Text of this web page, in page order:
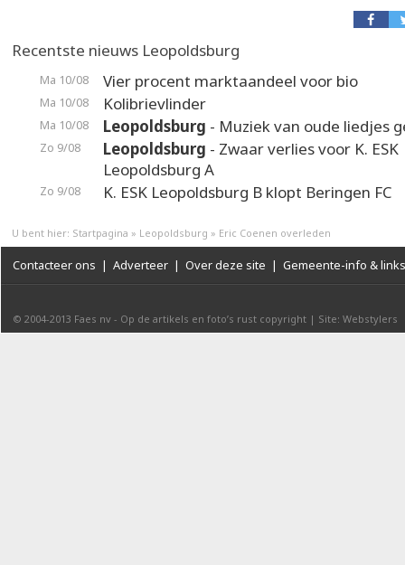
Recentste nieuws Leopoldsburg
Ma 10/08 Vier procent marktaandeel voor bio
Ma 10/08 Kolibrievlinder
Ma 10/08 Leopoldsburg - Muziek van oude liedjes
Zo 9/08 Leopoldsburg - Zwaar verlies voor K. ESK
Leopoldsburg A
Zo 9/08 K. ESK Leopoldsburg B klopt Beringen FC
U bent hier: Startpagina » Leopoldsburg » Eric Coenen overleden
Contacteer ons | Adverteer | Over deze site | Gemeente-info & links
© 2004-2013 Faes nv - Op de artikels en foto’s rust copyright | Site: Webstylers